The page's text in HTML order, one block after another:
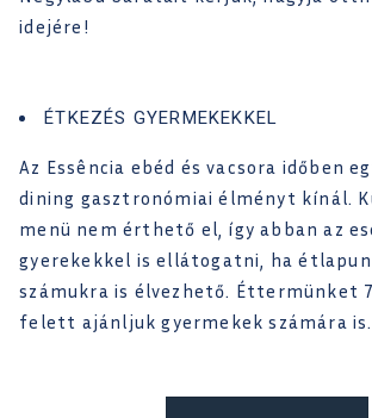
idejére!
ÉTKEZÉS GYERMEKEKKEL
Az Essência ebéd és vacsora időben
dining gasztronómiai élményt kínál.
menü nem érthető el, így abban az
gyerekekkel is ellátogatni, ha
számukra is élvezhető. Éttermünket
felett ajánljuk gyermekek számára is.